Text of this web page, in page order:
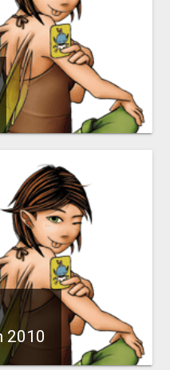
2010